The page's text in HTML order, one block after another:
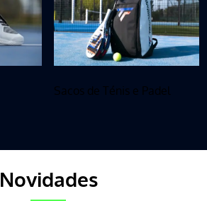
Sacos de Ténis e Padel
Novidades